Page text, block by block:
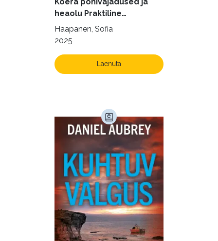
Krimi ja põnevik (1286)
Kultuur ja teadus (45)
Kunst ja looming (86)
Laste- ja noortekirjandus (581)
Maamajandus (24)
Majandus (34)
Perioodika (15)
Psühholoogia (184)
Rahandus (47)
Religioon (107)
Siseturvalisus (34)
Sport (52)
Tehnika (6)
Telekommunikatsioon (9)
heaolu Praktiline
käsiraamat sujuvaks ja
rahuldust pakkuvaks
Haapanen, Sofia
2025
Laenuta